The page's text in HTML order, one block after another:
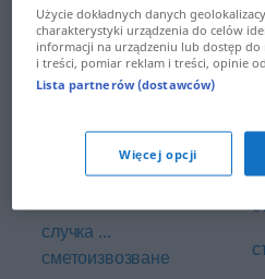
сив ... скамейка
сканирам ... скривалище
скривам ... славей
случка ...
сметоизвозване
Użycie dokładnych danych
charakterystyki urządzenia do celów
informacji na urządzeniu lub dostęp
i treści, pomiar reklam i treści, opinie
Lista partnerów (dostawców)
Więcej opcji